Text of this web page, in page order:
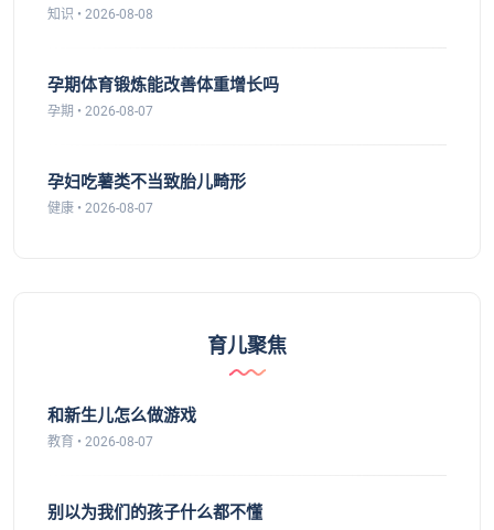
知识 • 2026-08-08
孕期体育锻炼能改善体重增长吗
孕期 • 2026-08-07
孕妇吃薯类不当致胎儿畸形
健康 • 2026-08-07
育儿聚焦
和新生儿怎么做游戏
教育 • 2026-08-07
别以为我们的孩子什么都不懂